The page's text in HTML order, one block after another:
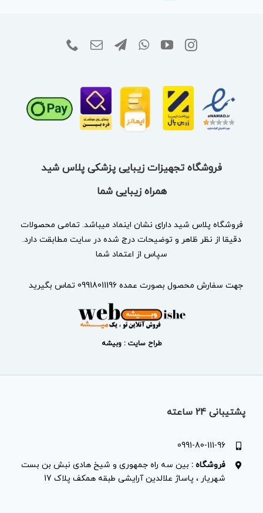
فروشگاه تجهیزات زیبایی پزشکی پلاس شید
همراه زیبایی شما
فروشگاه پلاس شید دارای نشان اینماد میباشد. تمامی محصولات
دقیقا از نظر ظاهر و توضیحات درج شده در سایت مطابقت دارد.
سپاس از اعتماد شما
جهت سفارش محصول بصورت عمده 09918011196 تماس بگیرید
طراح سایت : وبیشه
پشتیبانی 24 ساعته
0991-80-111-96
فروشگاه :بین سه راه جمهوری و شیخ هادی نبش بن بست
شهریار ، پاساژ علالدین آرایشی طبقه همکف پلاک 17